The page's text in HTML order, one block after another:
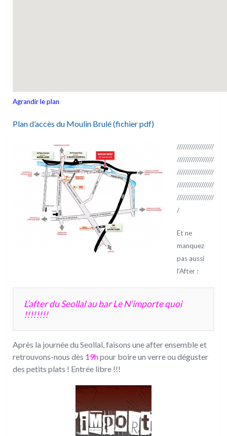
Agrandir le plan
Plan d’accès du Moulin Brulé (fichier pdf)
//////////////////
//////////////////
//////////////////
//////////////////
//////////////////
/
Et ne
manquez
pas aussi
l’After :
L’after du Seollal au bar Le N’importe quoi
!!!!!!!!
Après la journée du Seollal, faisons une after ensemble et
retrouvons-nous dès 19hpour boire un verre ou déguster
des petits plats ! Entrée libre !!!